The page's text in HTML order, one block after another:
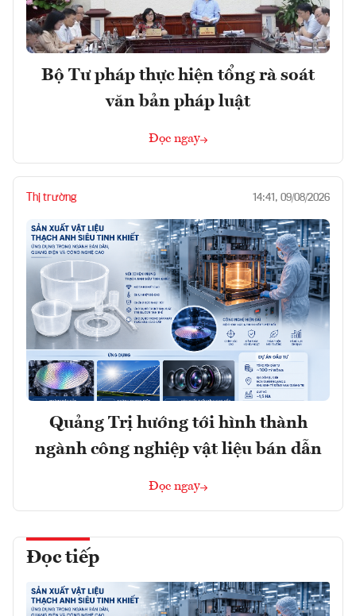
Bộ Tư pháp thực hiện tổng rà soát
văn bản pháp luật
Đọc ngay
Thị trường 14:41, 09/08/2026
Quảng Trị hướng tới hình thành
ngành công nghiệp vật liệu bán dẫn
Đọc ngay
Đọc tiếp